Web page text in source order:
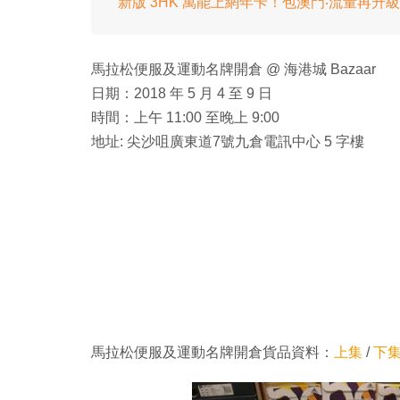
馬拉松便服及運動名牌開倉 @ 海港城 Bazaar
日期：2018 年 5 月 4 至 9 日
時間：上午 11:00 至晚上 9:00
地址: 尖沙咀廣東道7號九倉電訊中心 5 字樓
馬拉松便服及運動名牌開倉貨品資料： 上集 /下